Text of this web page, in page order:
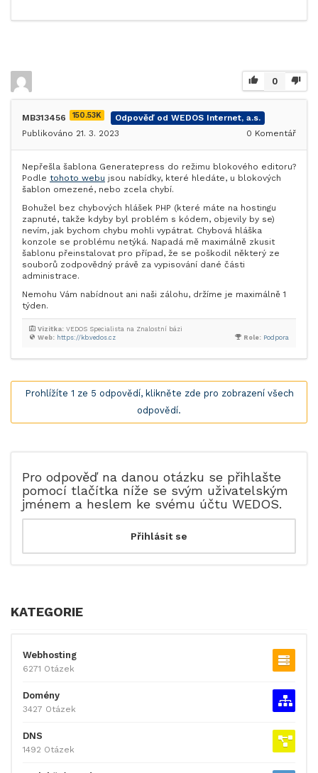
0
MB313456 150.53K
Odpověď od WEDOS Internet, a.s.
Publikováno 21. 3. 2023
0 Komentář
Nepřešla šablona Generatepress do režimu blokového editoru?
Podle tohoto webu jsou nabídky, které hledáte, u blokových
šablon omezené, nebo zcela chybí.
Bohužel bez chybových hlášek PHP (které máte na hostingu
zapnuté, takže kdyby byl problém s kódem, objevily by se)
nevím, jak bychom chybu mohli vypátrat. Chybová hláška
konzole se problému netýká. Napadá mě maximálně zkusit
šablonu přeinstalovat pro případ, že se poškodil některý ze
souborů zodpovědný právě za vypisování dané části
administrace.
Nemohu Vám nabídnout ani naši zálohu, držíme je maximálně 1
týden.
Role: Podpora
Web: https://kb.vedos.cz
Vizitka: VEDOS Specialista na Znalostní bázi
Prohlížíte 1 ze 5 odpovědí, klikněte zde pro zobrazení všech
odpovědí.
Pro odpověď na danou otázku se přihlašte
pomocí tlačítka níže se svým uživatelským
jménem a heslem ke svému účtu WEDOS.
KATEGORIE
Webhosting
6271 Otázek
Domény
3427 Otázek
DNS
1492 Otázek